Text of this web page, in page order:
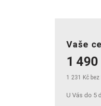
Vaše
1 490
1 231 Kč bez
U Vás do 5